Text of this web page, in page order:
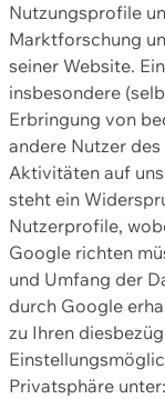
Nutzungsprofile
Marktforschung
seiner Website.
insbesondere
Erbringung von
andere Nutzer
Aktivitäten auf
steht ein
Nutzerprofile,
Google richten
und Umfang der
durch Google
zu Ihren
Privatsphäre unter: